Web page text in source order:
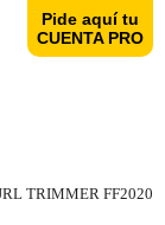
TRIMMER FF2020T
Pide aquí tu
CUENTA PRO